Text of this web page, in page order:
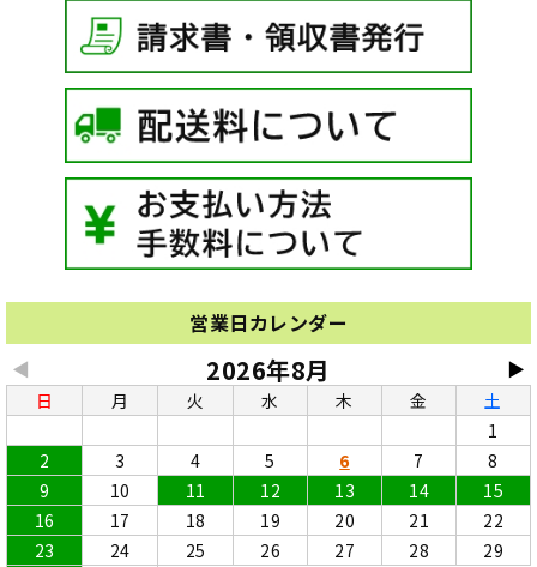
営業日カレンダー
◀ ▶
2026年8月
日 月 火 水 木 金
土
1
2
3 4 5 6 7
8
9
10 11 12 13 14
15
16
17 18 19 20 21
22
23
24 25 26 27 28
29